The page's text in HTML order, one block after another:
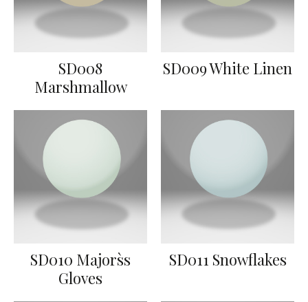
SD008
Marshmallow
SD009 White Linen
SD010 Majors`s
Gloves
SD011 Snowflakes